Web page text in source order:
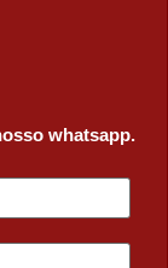
whatsapp.